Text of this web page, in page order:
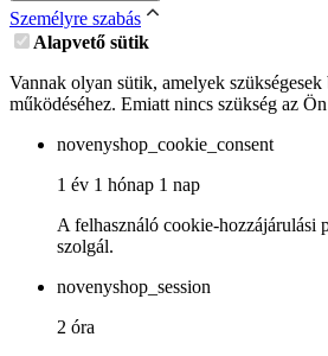
Személyre szabás
Alapvető sütik
Vannak olyan sütik, amelyek
működéséhez. Emiatt nincs szükség az
novenyshop_cookie_consent
1 év 1 hónap 1 nap
A felhasználó cookie-hozzájárulási
szolgál.
novenyshop_session
2 óra